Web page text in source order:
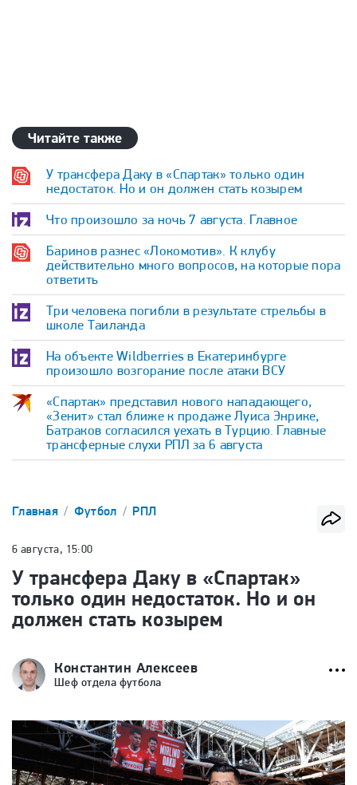
Читайте также
У трансфера Даку в «Спартак» только один
недостаток. Но и он должен стать козырем
Что произошло за ночь 7 августа. Главное
Баринов разнес «Локомотив». К клубу
действительно много вопросов, на которые пора
ответить
Три человека погибли в результате стрельбы в
школе Таиланда
На объекте Wildberries в Екатеринбурге
произошло возгорание после атаки ВСУ
«Спартак» представил нового нападающего,
«Зенит» стал ближе к продаже Луиса Энрике,
Батраков согласился уехать в Турцию. Главные
трансферные слухи РПЛ за 6 августа
Главная Футбол РПЛ
6 августа, 15:00
У трансфера Даку в «Спартак»
только один недостаток. Но и он
должен стать козырем
Константин Алексеев
Шеф отдела футбола